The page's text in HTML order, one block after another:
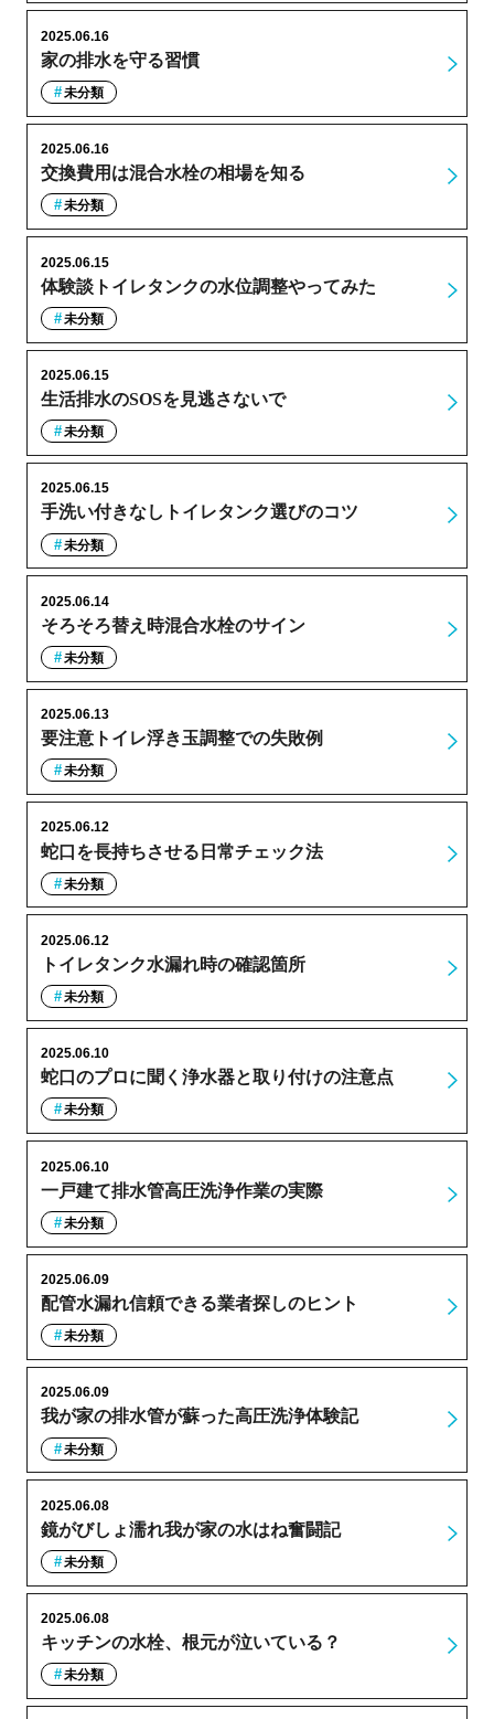
家の排水を守る習慣
2025.06.16
未分類
交換費用は混合水栓の相場を知る
2025.06.16
未分類
体験談トイレタンクの水位調整やってみた
2025.06.15
未分類
生活排水のSOSを見逃さないで
2025.06.15
未分類
手洗い付きなしトイレタンク選びのコツ
2025.06.15
未分類
そろそろ替え時混合水栓のサイン
2025.06.14
未分類
要注意トイレ浮き玉調整での失敗例
2025.06.13
未分類
蛇口を長持ちさせる日常チェック法
2025.06.12
未分類
トイレタンク水漏れ時の確認箇所
2025.06.12
未分類
蛇口のプロに聞く浄水器と取り付けの注意点
2025.06.10
未分類
一戸建て排水管高圧洗浄作業の実際
2025.06.10
未分類
配管水漏れ信頼できる業者探しのヒント
2025.06.09
未分類
我が家の排水管が蘇った高圧洗浄体験記
2025.06.09
未分類
鏡がびしょ濡れ我が家の水はね奮闘記
2025.06.08
未分類
キッチンの水栓、根元が泣いている？
2025.06.08
未分類